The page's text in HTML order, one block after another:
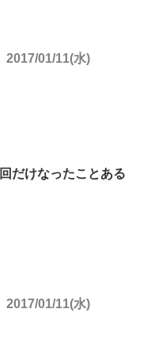
2017/01/11(水)
だけなったことある
2017/01/11(水)